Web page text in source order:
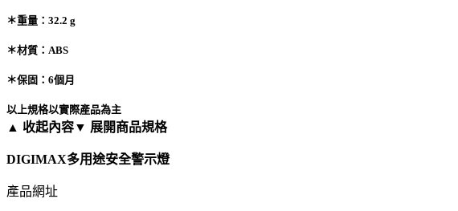
＊重量：32.2 g
＊材質：ABS
＊保固：6個月
以上規格以實際產品為主
▲ 收起內容▼ 展開商品規格
DIGIMAX多用途安全警示燈
產品網址